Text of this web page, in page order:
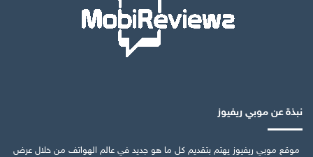
نبذة عن موبي ريفيوز
موقع موبي ريفيوز يهتم بتقديم كل ما هو جديد في عالم الهواتف من خلال عرض